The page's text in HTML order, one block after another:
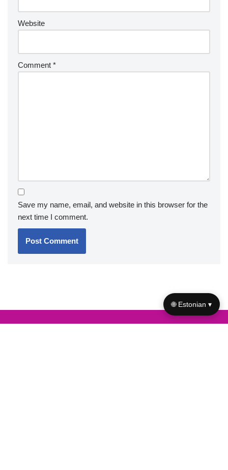
Website
Comment *
Save my name, email, and website in this browser for the
next time I comment.
🌐 Estonian ▾